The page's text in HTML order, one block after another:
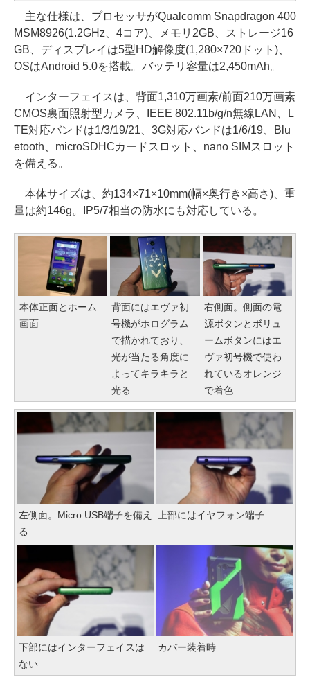
主な仕様は、プロセッサがQualcomm Snapdragon 400
MSM8926(1.2GHz、4コア)、メモリ2GB、ストレージ16
GB、ディスプレイは5型HD解像度(1,280×720ドット)、
OSはAndroid 5.0を搭載。バッテリ容量は2,450mAh。
インターフェイスは、背面1,310万画素/前面210万画素
CMOS裏面照射型カメラ、IEEE 802.11b/g/n無線LAN、L
TE対応バンドは1/3/19/21、3G対応バンドは1/6/19、Blu
etooth、microSDHCカードスロット、nano SIMスロット
を備える。
本体サイズは、約134×71×10mm(幅×奥行き×高さ)、重
量は約146g。IP5/7相当の防水にも対応している。
本体正面とホーム
画面
背面にはエヴァ初
号機がホログラム
で描かれており、
光が当たる角度に
よってキラキラと
光る
右側面。側面の電
源ボタンとボリュ
ームボタンにはエ
ヴァ初号機で使わ
れているオレンジ
で着色
左側面。Micro USB端子を備え
る
上部にはイヤフォン端子
下部にはインターフェイスは
ない
カバー装着時